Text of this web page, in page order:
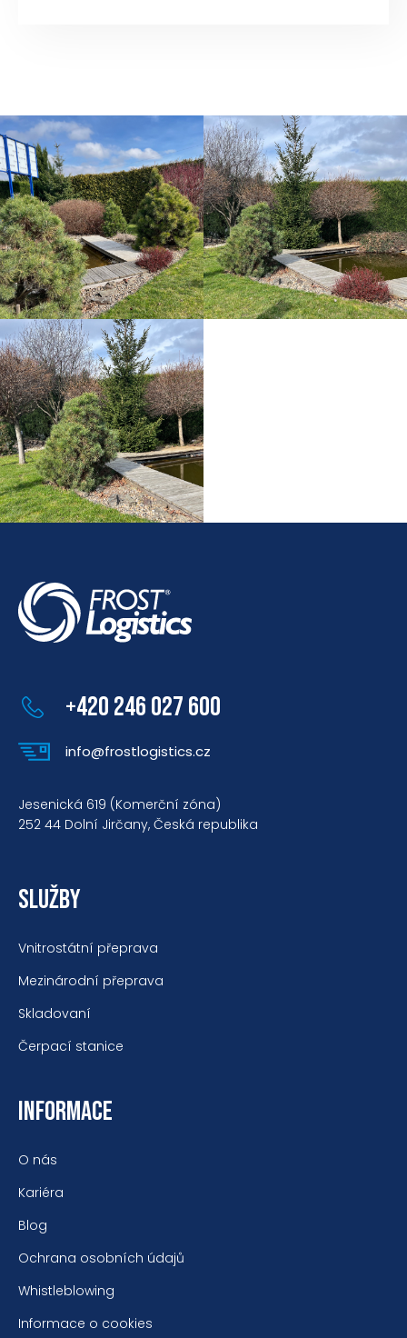
+420 246 027 600
info@frostlogistics.cz
Jesenická 619 (Komerční zóna)
252 44 Dolní Jirčany, Česká republika
SLUŽBY
Vnitrostátní přeprava
Mezinárodní přeprava
Skladovaní
Čerpací stanice
INFORMACE
O nás
Kariéra
Blog
Ochrana osobních údajů
Whistleblowing
Informace o cookies